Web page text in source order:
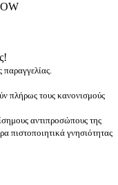
παραγγελίας.
τους κανονισμούς
αντιπροσώπους της
πιστοποιητικά γνησιότητας